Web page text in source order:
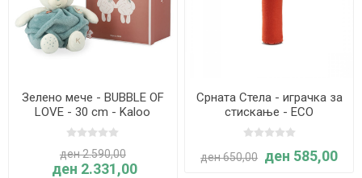
Зелено мече - BUBBLE OF
LOVE - 30 cm - Kaloo
ден 2.590,00
ден 2.331,00
Срната Стела - играчка за
стискање - ECO
ден 650,00 ден 585,00